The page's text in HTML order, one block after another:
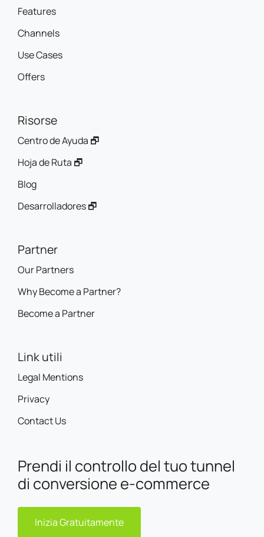
Features
Channels
Use Cases
Offers
Risorse
Centro de Ayuda 🗗
Hoja de Ruta 🗗
Blog
Desarrolladores 🗗
Partner
Our Partners
Why Become a Partner?
Become a Partner
Link utili
Legal Mentions
Privacy
Contact Us
Prendi il controllo del tuo tunnel
di conversione e-commerce
Inizia Gratuitamente